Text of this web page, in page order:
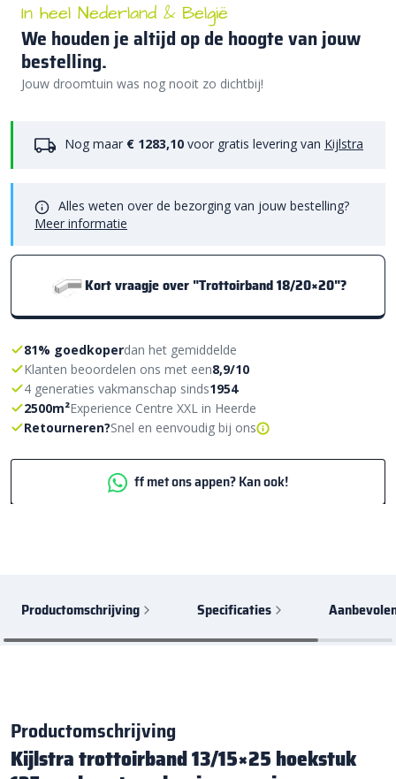
In heel Nederland & België
We houden je altijd op de hoogte van jouw
bestelling.
Jouw droomtuin was nog nooit zo dichtbij!
Nog maar € 1283,10 voor gratis levering van Kijlstra
Alles weten over de bezorging van jouw bestelling?
Meer informatie
Kort vraagje over "Trottoirband 18/20×20"?
81% goedkoperdan het gemiddelde
Klanten beoordelen ons met een8,9/10
4 generaties vakmanschap sinds1954
2500m²Experience Centre XXL in Heerde
Retourneren?Snel en eenvoudig bij ons
ff met ons appen? Kan ook!
Productomschrijving Specificaties
Productomschrijving
Kijlstra trottoirband 13/15×25 hoekstuk